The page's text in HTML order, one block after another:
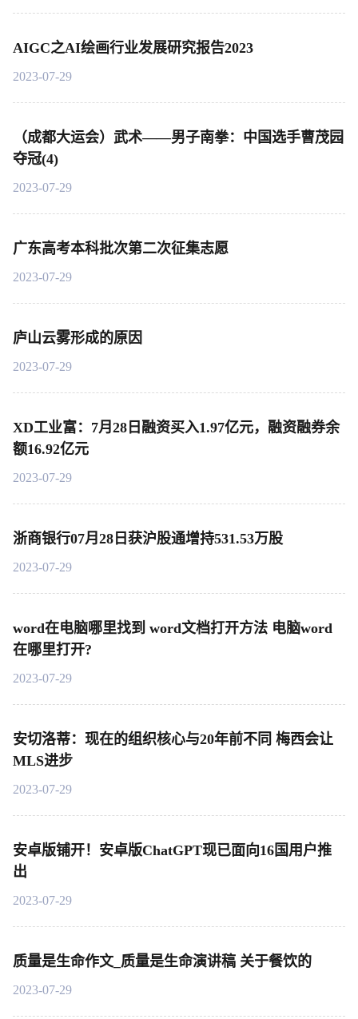
AIGC之AI绘画行业发展研究报告2023
2023-07-29
（成都大运会）武术——男子南拳：中国选手曹茂园
夺冠(4)
2023-07-29
广东高考本科批次第二次征集志愿
2023-07-29
庐山云雾形成的原因
2023-07-29
XD工业富：7月28日融资买入1.97亿元，融资融券余
额16.92亿元
2023-07-29
浙商银行07月28日获沪股通增持531.53万股
2023-07-29
word在电脑哪里找到 word文档打开方法 电脑word
在哪里打开?
2023-07-29
安切洛蒂：现在的组织核心与20年前不同 梅西会让
MLS进步
2023-07-29
安卓版铺开！安卓版ChatGPT现已面向16国用户推
出
2023-07-29
质量是生命作文_质量是生命演讲稿 关于餐饮的
2023-07-29